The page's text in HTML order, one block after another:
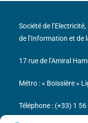
Société de
de l’Information et de
17 rue de l’Amiral
Métro : « Boissière »
Téléphone : (+33) 1